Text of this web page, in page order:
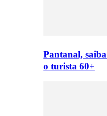
Pantanal,
o turista 60+